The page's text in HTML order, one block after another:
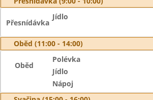
Přesnídávka
Jídlo
Oběd (11:00 - 14:00)
Oběd
Polévka
Jídlo
Nápoj